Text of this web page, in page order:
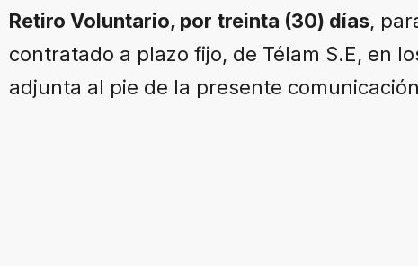
Retiro Voluntario, por treinta (30) días,
contratado a plazo fijo, de Télam S.E, en
adjunta al pie de la presente